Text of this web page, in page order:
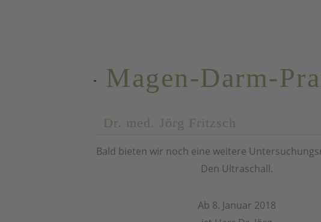
Magen-Darm-
Dr. med. Jörg Fritzsch
JÖRG
Bald bieten wir noch eine weitere
Den Ultraschall.
Ab 8. Januar 2018